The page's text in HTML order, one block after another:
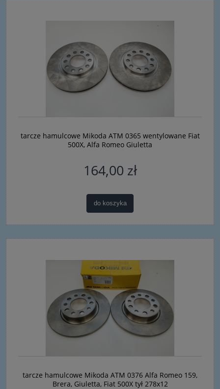
tarcze hamulcowe Mikoda ATM 0365 wentylowane Fiat
500X, Alfa Romeo Giuletta
164,00 zł
do koszyka
tarcze hamulcowe Mikoda ATM 0376 Alfa Romeo 159,
Brera, Giuletta, Fiat 500X tył 278x12